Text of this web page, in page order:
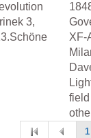
3,
XF-
field
1